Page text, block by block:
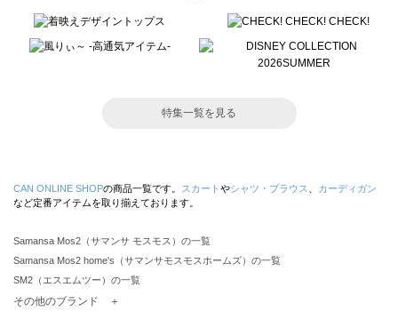
特集一覧を見る
CAN ONLINE SHOPの商品一覧です。 スカート やシャツ・ブラウス
カーディガン
など定番アイテムを取り揃えております。
Samansa Mos2（サマンサ モスモス）の一覧
Samansa Mos2 home's（サマンサモスモスホームズ）の一覧
SM2（エスエムツー）の一覧
TSUHARU by Samansa Mos2（ツハルバイサマンサモスモス）の一覧
その他のブランド ＋